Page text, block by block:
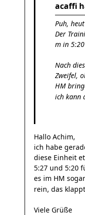
acaffi
Puh,
Der
m in
Nach
Zweifel,
HM
ich kann
Hallo Achim,
ich habe
diese Einheit
5:27 und 5:20
es im HM
rein, das klappt
Viele Grüße